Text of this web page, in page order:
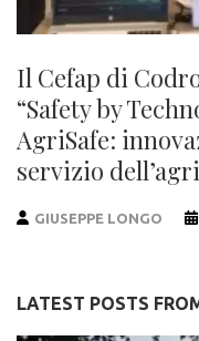
Il Cefap di
“Safety by
AgriSafe:
servizio
GIUSEPPE LONGO
LATEST POSTS